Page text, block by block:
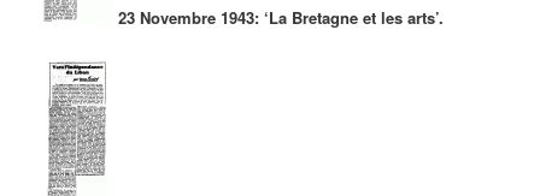
23 Novembre 1943: ‘La Bretagne et les arts’.